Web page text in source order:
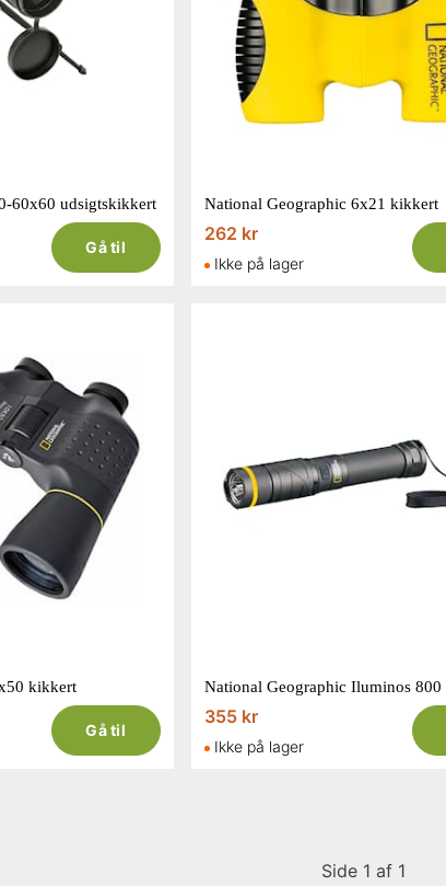
60x60 udsigtskikkert
Gå til
National Geographic 6x21 kikkert
262 kr
Ikke på lager
kikkert
Gå til
355 kr
Ikke på lager
Side 1 af 1